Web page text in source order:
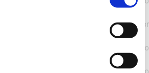
_next/static/chunks/
at uI
_next/static/chunks/
at uE
_next/static/chunks/